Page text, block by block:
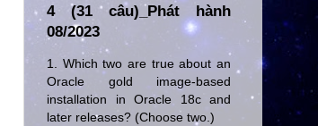
4 (31 câu)_Phát hành
08/2023
1. Which two are true about an
Oracle gold image-based
installation in Oracle 18c and
later releases? (Choose two.)